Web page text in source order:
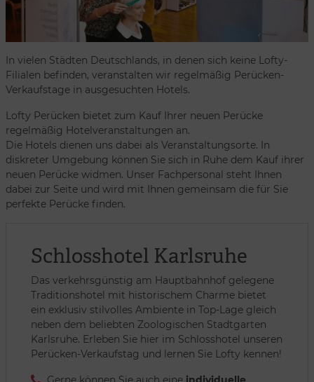
In vielen Städten Deutschlands, in denen sich keine Lofty-
Filialen befinden, veranstalten wir regelmäßig Perücken-
Verkaufstage in ausgesuchten Hotels.
Lofty Perücken bietet zum Kauf Ihrer neuen Perücke
regelmäßig Hotelveranstaltungen an.
Die Hotels dienen uns dabei als Veranstaltungsorte. In
diskreter Umgebung können Sie sich in Ruhe dem Kauf ihrer
neuen Perücke widmen. Unser Fachpersonal steht Ihnen
dabei zur Seite und wird mit Ihnen gemeinsam die für Sie
perfekte Perücke finden.
Schlosshotel Karlsruhe
Das verkehrsgünstig am Hauptbahnhof gelegene
Traditionshotel mit historischem Charme bietet
ein exklusiv stilvolles Ambiente in Top-Lage gleich
neben dem beliebten Zoologischen Stadtgarten
Karlsruhe. Erleben Sie hier im Schlosshotel unseren
Perücken-Verkaufstag und lernen Sie Lofty kennen!